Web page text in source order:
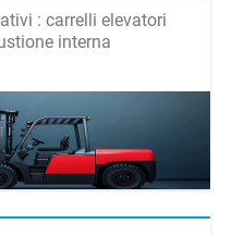
: carrelli elevatori
interna